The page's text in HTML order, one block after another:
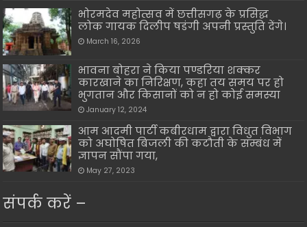
भोरमदेव महोत्सव में छत्तीसगढ़ के प्रसिद्ध
लोक गायक दिलीप षडंगी अपनी प्रस्तुति देंगे।
March 16, 2026
भावना बोहरा ने किया पण्डरिया शक्कर
कारखाने का निरिक्षण, कहा तय समय पर हो
भुगतान और किसानों को न हो कोई समस्या
January 12, 2024
आम आदमी पार्टी कबीरधाम द्वारा विधुत विभाग
को अघोषित बिजली की कटौती के सम्बंध में
ज्ञापन सौंपा गया,
May 27, 2023
संपर्क करें –